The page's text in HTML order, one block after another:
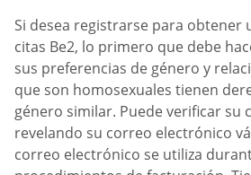
Si desea registrarse para obtener
citas Be2, lo primero que debe
sus preferencias de género y
que son homosexuales tienen
género similar. Puede verificar su
revelando su correo electrónico
correo electrónico se utiliza